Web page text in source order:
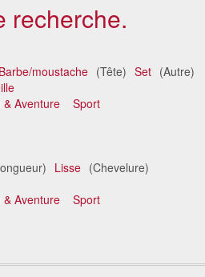
recherche.
moustache (Tête) Set (Autre)
& Aventure
Sport
Lisse (Chevelure)
& Aventure
Sport